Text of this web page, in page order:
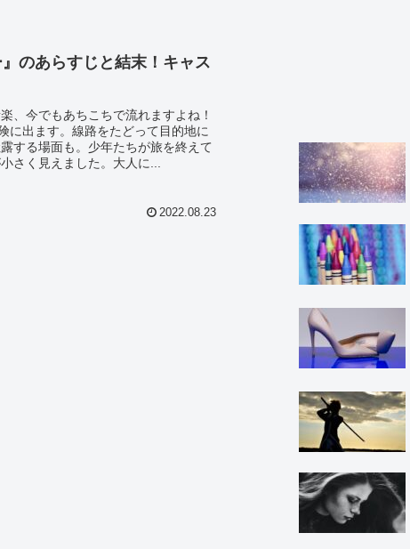
のあらすじと結末！キャス
、今でもあちこちで流れますよね！
に出ます。線路をたどって目的地に
する場面も。少年たちが旅を終えて
さく見えました。大人に...
2022.08.23